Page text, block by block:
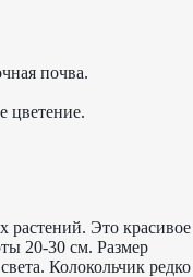
почва.
цветение.
растений. Это красивое
20-30 см. Размер
Колокольчик редко